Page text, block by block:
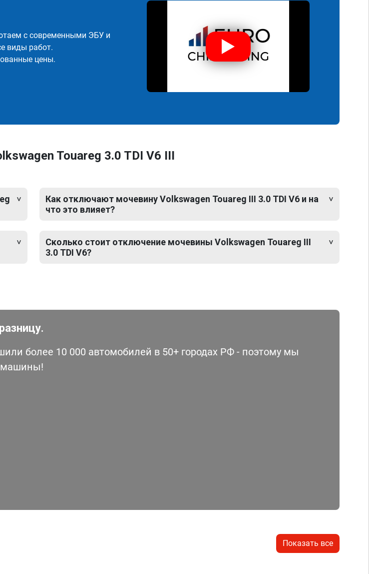
с современными ЭБУ и
виды работ.
цены.
Touareg 3.0 TDI V6 III
Как отключают мочевину Volkswagen Touareg III 3.0 TDI V6 и на
что это влияет?
Сколько стоит отключение мочевины Volkswagen Touareg III
3.0 TDI V6?
более 10 000 автомобилей в 50+ городах РФ - поэтому мы
машины!
Показать все